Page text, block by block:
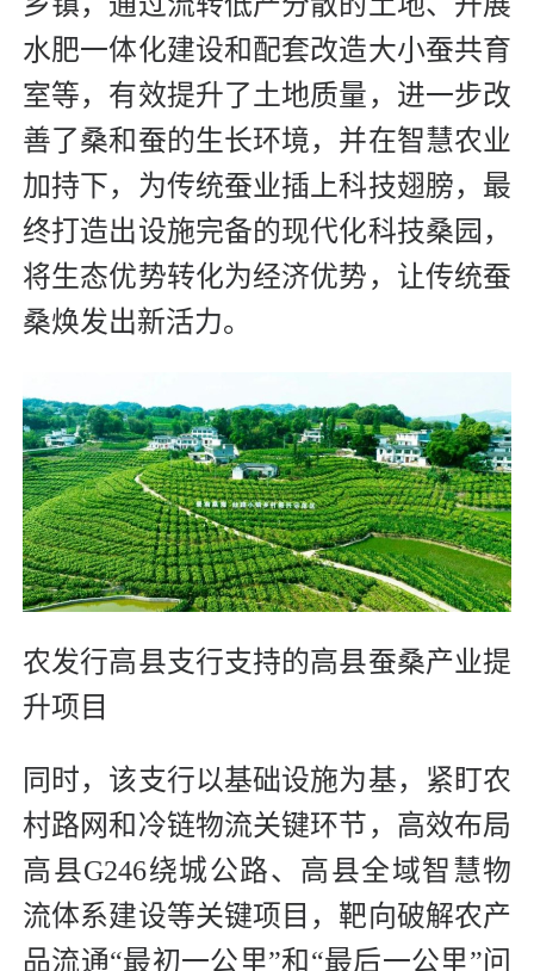
水肥一体化建设和配套改造大小蚕共育
室等，有效提升了土地质量，进一步改
善了桑和蚕的生长环境，并在智慧农业
加持下，为传统蚕业插上科技翅膀，最
终打造出设施完备的现代化科技桑园，
将生态优势转化为经济优势，让传统蚕
桑焕发出新活力。
农发行高县支行支持的高县蚕桑产业提
升项目
同时，该支行以基础设施为基，紧盯农
村路网和冷链物流关键环节，高效布局
高县G246绕城公路、高县全域智慧物
流体系建设等关键项目，靶向破解农产
品流通“最初一公里”和“最后一公里”问